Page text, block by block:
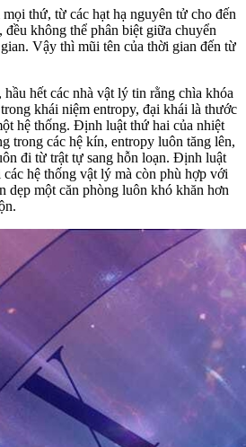
thứ, từ các hạt hạ nguyên tử cho đến
đều không thể phân biệt giữa chuyển
Vậy thì mũi tên của thời gian đến từ
hết các nhà vật lý tin rằng chìa khóa
khái niệm entropy, đại khái là thước
hệ thống. Định luật thứ hai của nhiệt
trong các hệ kín, entropy luôn tăng lên,
đi từ trật tự sang hỗn loạn. Định luật
hệ thống vật lý mà còn phù hợp với
dẹp một căn phòng luôn khó khăn hơn